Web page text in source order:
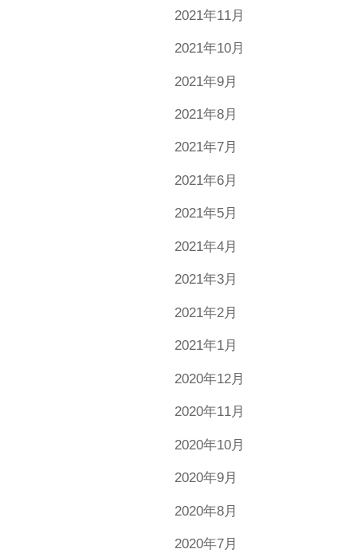
2021年11月
2021年10月
2021年9月
2021年8月
2021年7月
2021年6月
2021年5月
2021年4月
2021年3月
2021年2月
2021年1月
2020年12月
2020年11月
2020年10月
2020年9月
2020年8月
2020年7月